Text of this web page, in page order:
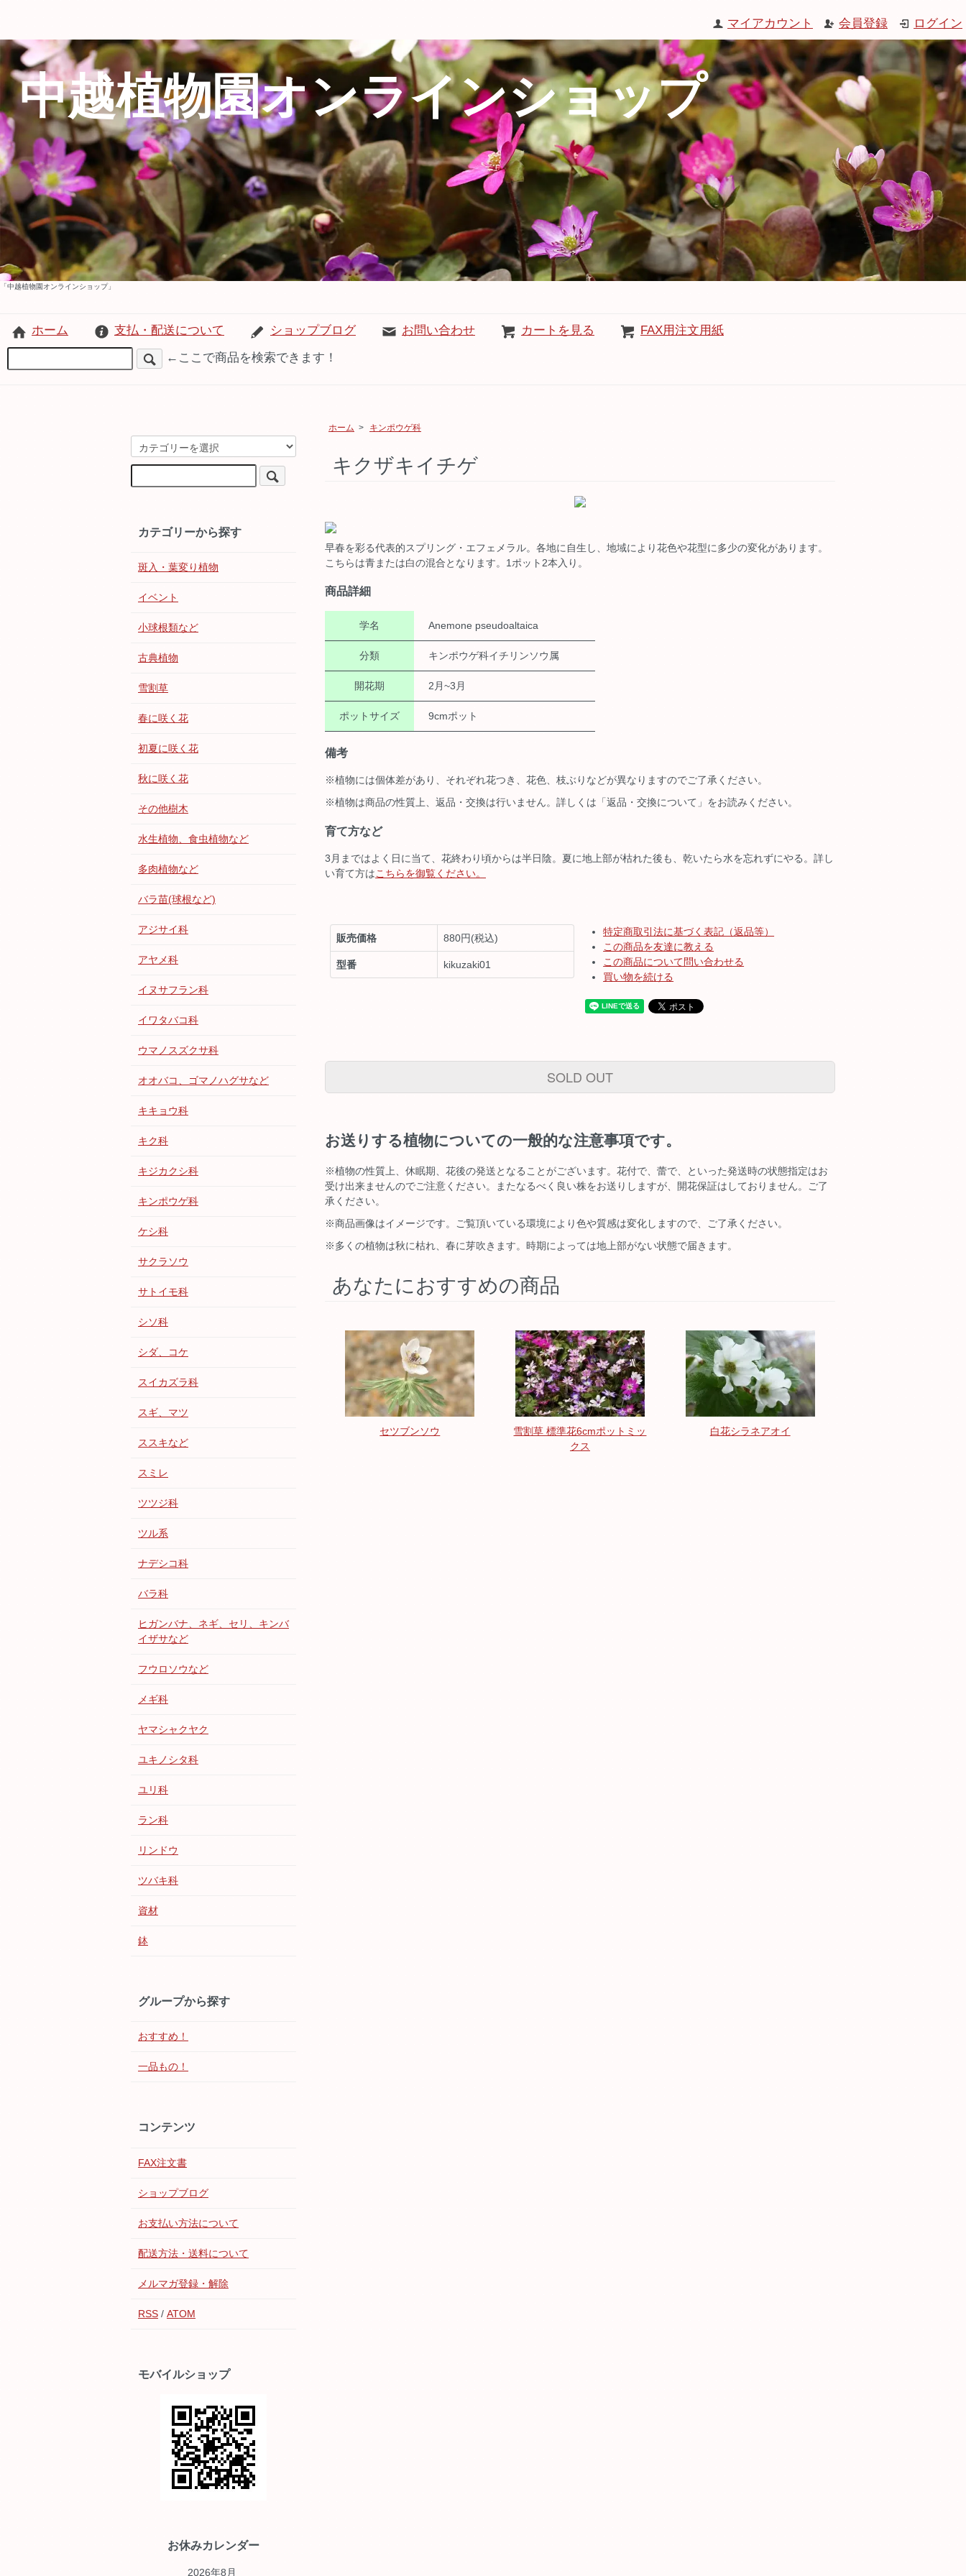
マイアカウント 会員登録 ログイン
中越植物園オンラインショップ
「中越植物園オンラインショップ」
ホーム 支払・配送について ショップブログ お問い合わせ カートを見る
FAX用注文用紙
←ここで商品を検索できます！
ホーム > キンポウゲ科
キクザキイチゲ
早春を彩る代表的スプリング・エフェメラル。各地に自生し、地域により花色や花型に多少の変化があります。
こちらは青または白の混合となります。1ポット2本入り。
商品詳細
学名 Anemone pseudoaltaica
分類 キンポウゲ科イチリンソウ属
開花期 2月~3月
ポットサイズ 9cmポット
備考
※植物には個体差があり、それぞれ花つき、花色、枝ぶりなどが異なりますのでご了承ください。
※植物は商品の性質上、返品・交換は行いません。詳しくは「返品・交換について」をお読みください。
育て方など
3月まではよく日に当て、花終わり頃からは半日陰。夏に地上部が枯れた後も、乾いたら水を忘れずにやる。詳し
い育て方はこちらを御覧ください。
販売価格 880円(税込)
型番 kikuzaki01
特定商取引法に基づく表記（返品等）
この商品を友達に教える
この商品について問い合わせる
買い物を続ける
SOLD OUT
お送りする植物についての一般的な注意事項です。
※植物の性質上、休眠期、花後の発送となることがございます。花付で、蕾で、といった発送時の状態指定はお
受け出来ませんのでご注意ください。またなるべく良い株をお送りしますが、開花保証はしておりません。ご了
承ください。
※商品画像はイメージです。ご覧頂いている環境により色や質感は変化しますので、ご了承ください。
※多くの植物は秋に枯れ、春に芽吹きます。時期によっては地上部がない状態で届きます。
あなたにおすすめの商品
セツブンソウ
雪割草 標準花6cmポットミッ
クス
白花シラネアオイ
カテゴリーから探す
斑入・葉変り植物
イベント
小球根類など
古典植物
雪割草
春に咲く花
初夏に咲く花
秋に咲く花
その他樹木
水生植物、食虫植物など
多肉植物など
バラ苗(球根など)
アジサイ科
アヤメ科
イヌサフラン科
イワタバコ科
ウマノスズクサ科
オオバコ、ゴマノハグサなど
キキョウ科
キク科
キジカクシ科
キンポウゲ科
ケシ科
サクラソウ
サトイモ科
シソ科
シダ、コケ
スイカズラ科
スギ、マツ
ススキなど
スミレ
ツツジ科
ツル系
ナデシコ科
バラ科
ヒガンバナ、ネギ、セリ、キンバ
イザサなど
フウロソウなど
メギ科
ヤマシャクヤク
ユキノシタ科
ユリ科
ラン科
リンドウ
ツバキ科
資材
鉢
グループから探す
おすすめ！
一品もの！
コンテンツ
FAX注文書
ショップブログ
お支払い方法について
配送方法・送料について
メルマガ登録・解除
RSS / ATOM
モバイルショップ
お休みカレンダー
2026年8月